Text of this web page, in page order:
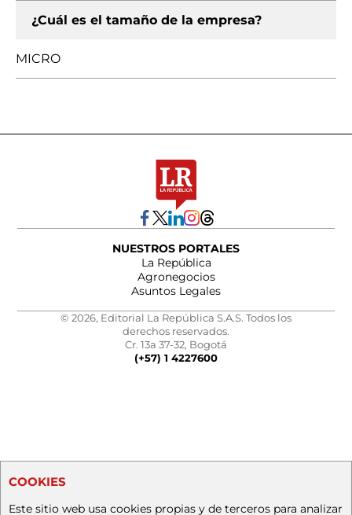
¿Cuál es el tamaño de la empresa?
MICRO
NUESTROS PORTALES
La República
Agronegocios
Asuntos Legales
© 2026, Editorial La República S.A.S. Todos los
derechos reservados.
Cr. 13a 37-32, Bogotá
(+57) 1 4227600
COOKIES
Este sitio web usa cookies propias y de terceros para analizar